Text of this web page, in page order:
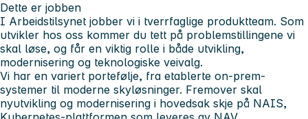
Dette er jobben
I Arbeidstilsynet jobber vi i tverrfaglige produktteam. Som
utvikler hos oss kommer du tett på problemstillingene vi
skal løse, og får en viktig rolle i både utvikling,
modernisering og teknologiske veivalg.
Vi har en variert portefølje, fra etablerte on-prem-
systemer til moderne skyløsninger. Fremover skal
nyutvikling og modernisering i hovedsak skje på NAIS,